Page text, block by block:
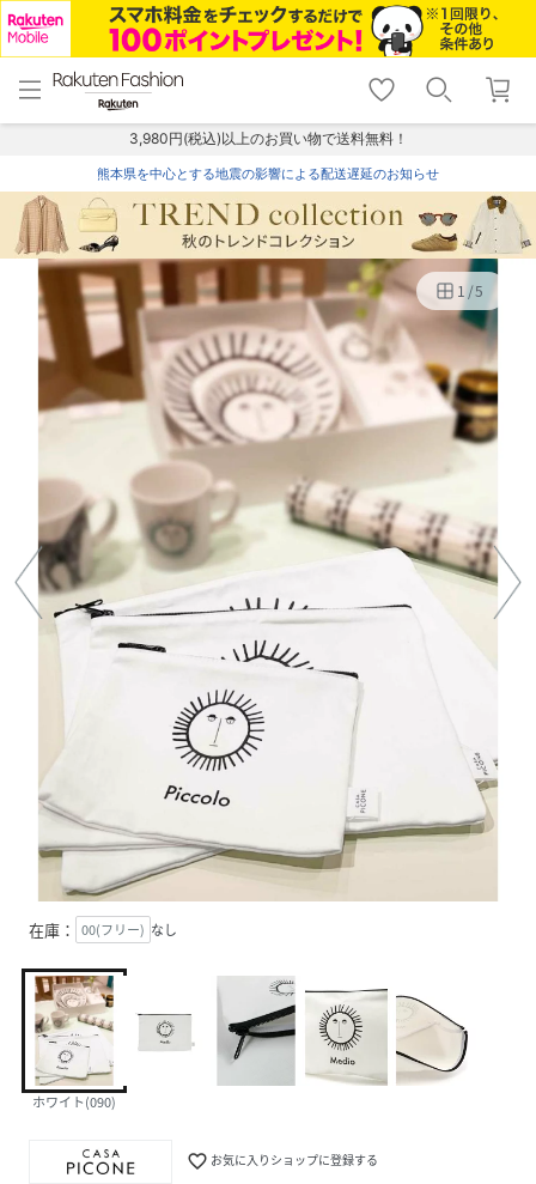
menu home
トップ
shopping_cart lock_outline
ログイン
3,980円(税込)以上のお買い物で送料無料！
熊本県を中心とする地震の影響による配送遅延のお知らせ
1/5
在庫： 00(フリー) なし
ホワイト(090)
favorite_border お気に入りショップに登録する